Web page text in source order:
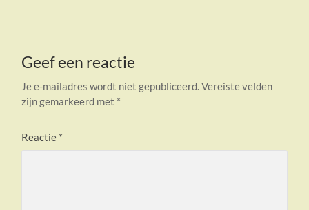
Geef een reactie
Je e-mailadres wordt niet gepubliceerd.Vereiste velden
zijn gemarkeerd met *
Reactie *